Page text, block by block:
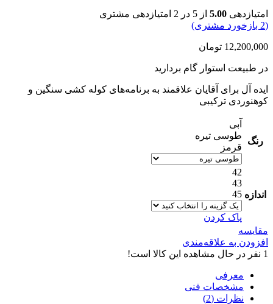
امتیازدهی 5.00 از 5 در 2 امتیازدهی مشتری
(
2 بازخورد مشتری)
12,200,000 تومان
در طبیعت استوار گام بردارید
ایده آل برای آقایان علاقمند به برنامه‌های کوله کشی سنگین و
کوهنوردی ترکیبی
رنگ
آبی
طوسی تیره
قرمز
اندازه
42
43
45
پاک کردن
مقایسه
افزودن به علاقه‌مندی
1 نفر در حال مشاهده این کالا است!
معرفی
مشخصات فنی
نظرات (2)